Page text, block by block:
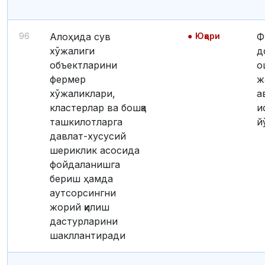
96
Алоҳида сув
хўжалиги
объектларини
фермер
хўжаликлари,
кластерлар ва бошқа
ташкилотларга
давлат-хусусий
шериклик асосида
фойдаланишга
бериш ҳамда
аутсорсингни
жорий қилиш
дастурларини
шакллантиради
Юқори
Функция